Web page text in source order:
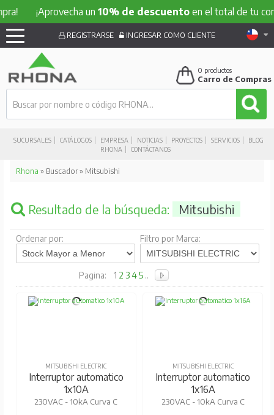
¡Aprovecha un10% de descuentoen el total de tu
SUCURSALES CATÁLOGOS EMPRESA NOTICIAS PROYECTOS SERVICIOS
BLOG
RHONA
CONTÁCTANOS
REGISTRARSE INGRESAR COMO CLIENTE
0 productos
Carro de Compras
Rhona » Buscador » Mitsubishi
Resultado de la búsqueda: Mitsubishi
Ordenar por: Filtro por Marca:
Pagina: 1 2 345..
MITSUBISHI ELECTRIC
Interruptor automatico
1x10A
230VAC - 10kA Curva C
MITSUBISHI ELECTRIC
Interruptor automatico
1x16A
230VAC - 10kA Curva C